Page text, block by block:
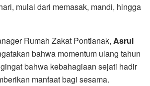
mulai dari memasak, mandi, hingga
Rumah Zakat Pontianak, Asrul
bahwa momentum ulang tahun
bahwa kebahagiaan sejati hadir
manfaat bagi sesama.